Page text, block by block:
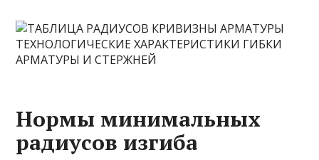
Нормы минимальных
радиусов изгиба